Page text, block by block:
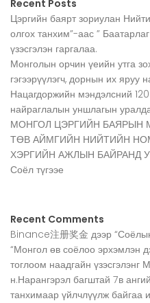
Recent Posts
Цэргийн баярт зориулан
олгох танхим”-аас ”
үзэсгэлэн гаргалаа.
Монголын орчин үеийн утга
гэгээрүүлэгч, дорнын их яруу
Нацагдоржийн мэндэлсний
найраглалын уншлагын
МОНГОЛ ЦЭРГИЙН БАЯРЫН
ТӨВ АЙМГИЙН НИЙТИЙН
ХЭРГИЙН АЖЛЫН БАЙРАНД
Соёл түгээе
Recent Comments
Binance注册奖金 дээр
“Монгол өв соёлоо эрхэмлэн
тоглоом наадгайн үзэсгэлэнг
н.Нарангэрэл багштай 7в
танхимаар үйлчлүүлж байгаа